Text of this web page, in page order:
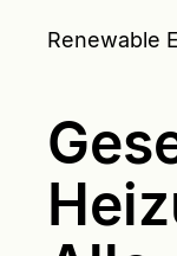
Renewable